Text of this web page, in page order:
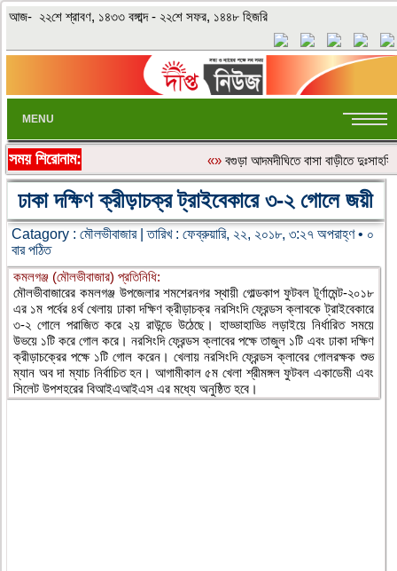
আজ- ২২শে শ্রাবণ, ১৪৩৩ বঙ্গাব্দ - ২২শে সফর, ১৪৪৮ হিজরি
MENU
সময় শিরোনাম: «»বগুড়া আদমদীঘিতে বাসা বাড়ীতে
ঢাকা দক্ষিণ ক্রীড়াচক্র ট্রাইবেকারে ৩-২ গোলে জয়ী
Catagory : মৌলভীবাজার| তারিখ : ফেব্রুয়ারি, ২২, ২০১৮, ৩:২৭ অপরাহ্ণ • ০
বার পঠিত
কমলগঞ্জ (মৌলভীবাজার) প্রতিনিধি:
মৌলভীবাজারের কমলগঞ্জ উপজেলার শমশেরনগর স্থায়ী গোল্ডকাপ ফুটবল টূর্ণামেন্ট-২০১৮
এর ১ম পর্বের ৪র্থ খেলায় ঢাকা দক্ষিণ ক্রীড়াচক্র নরসিংদি ফ্রেন্ডস ক্লাবকে ট্রাইবেকারে
৩-২ গোলে পরাজিত করে ২য় রাউন্ডে উঠেছে। হাড্ডাহাড্ডি লড়াইয়ে নির্ধারিত সময়ে
উভয়ে ১টি করে গোল করে। নরসিংদি ফ্রেন্ডস ক্লাবের পক্ষে তাজুল ১টি এবং ঢাকা দক্ষিণ
ক্রীড়াচক্রের পক্ষে ১টি গোল করেন। খেলায় নরসিংদি ফ্রেন্ডস ক্লাবের গোলরক্ষক শুভ
ম্যান অব দা ম্যাচ নির্বাচিত হন। আগামীকাল ৫ম খেলা শ্রীমঙ্গল ফুটবল একাডেমী এবং
সিলেট উপশহরের বিআইএআইএস এর মধ্যে অনুষ্ঠিত হবে।